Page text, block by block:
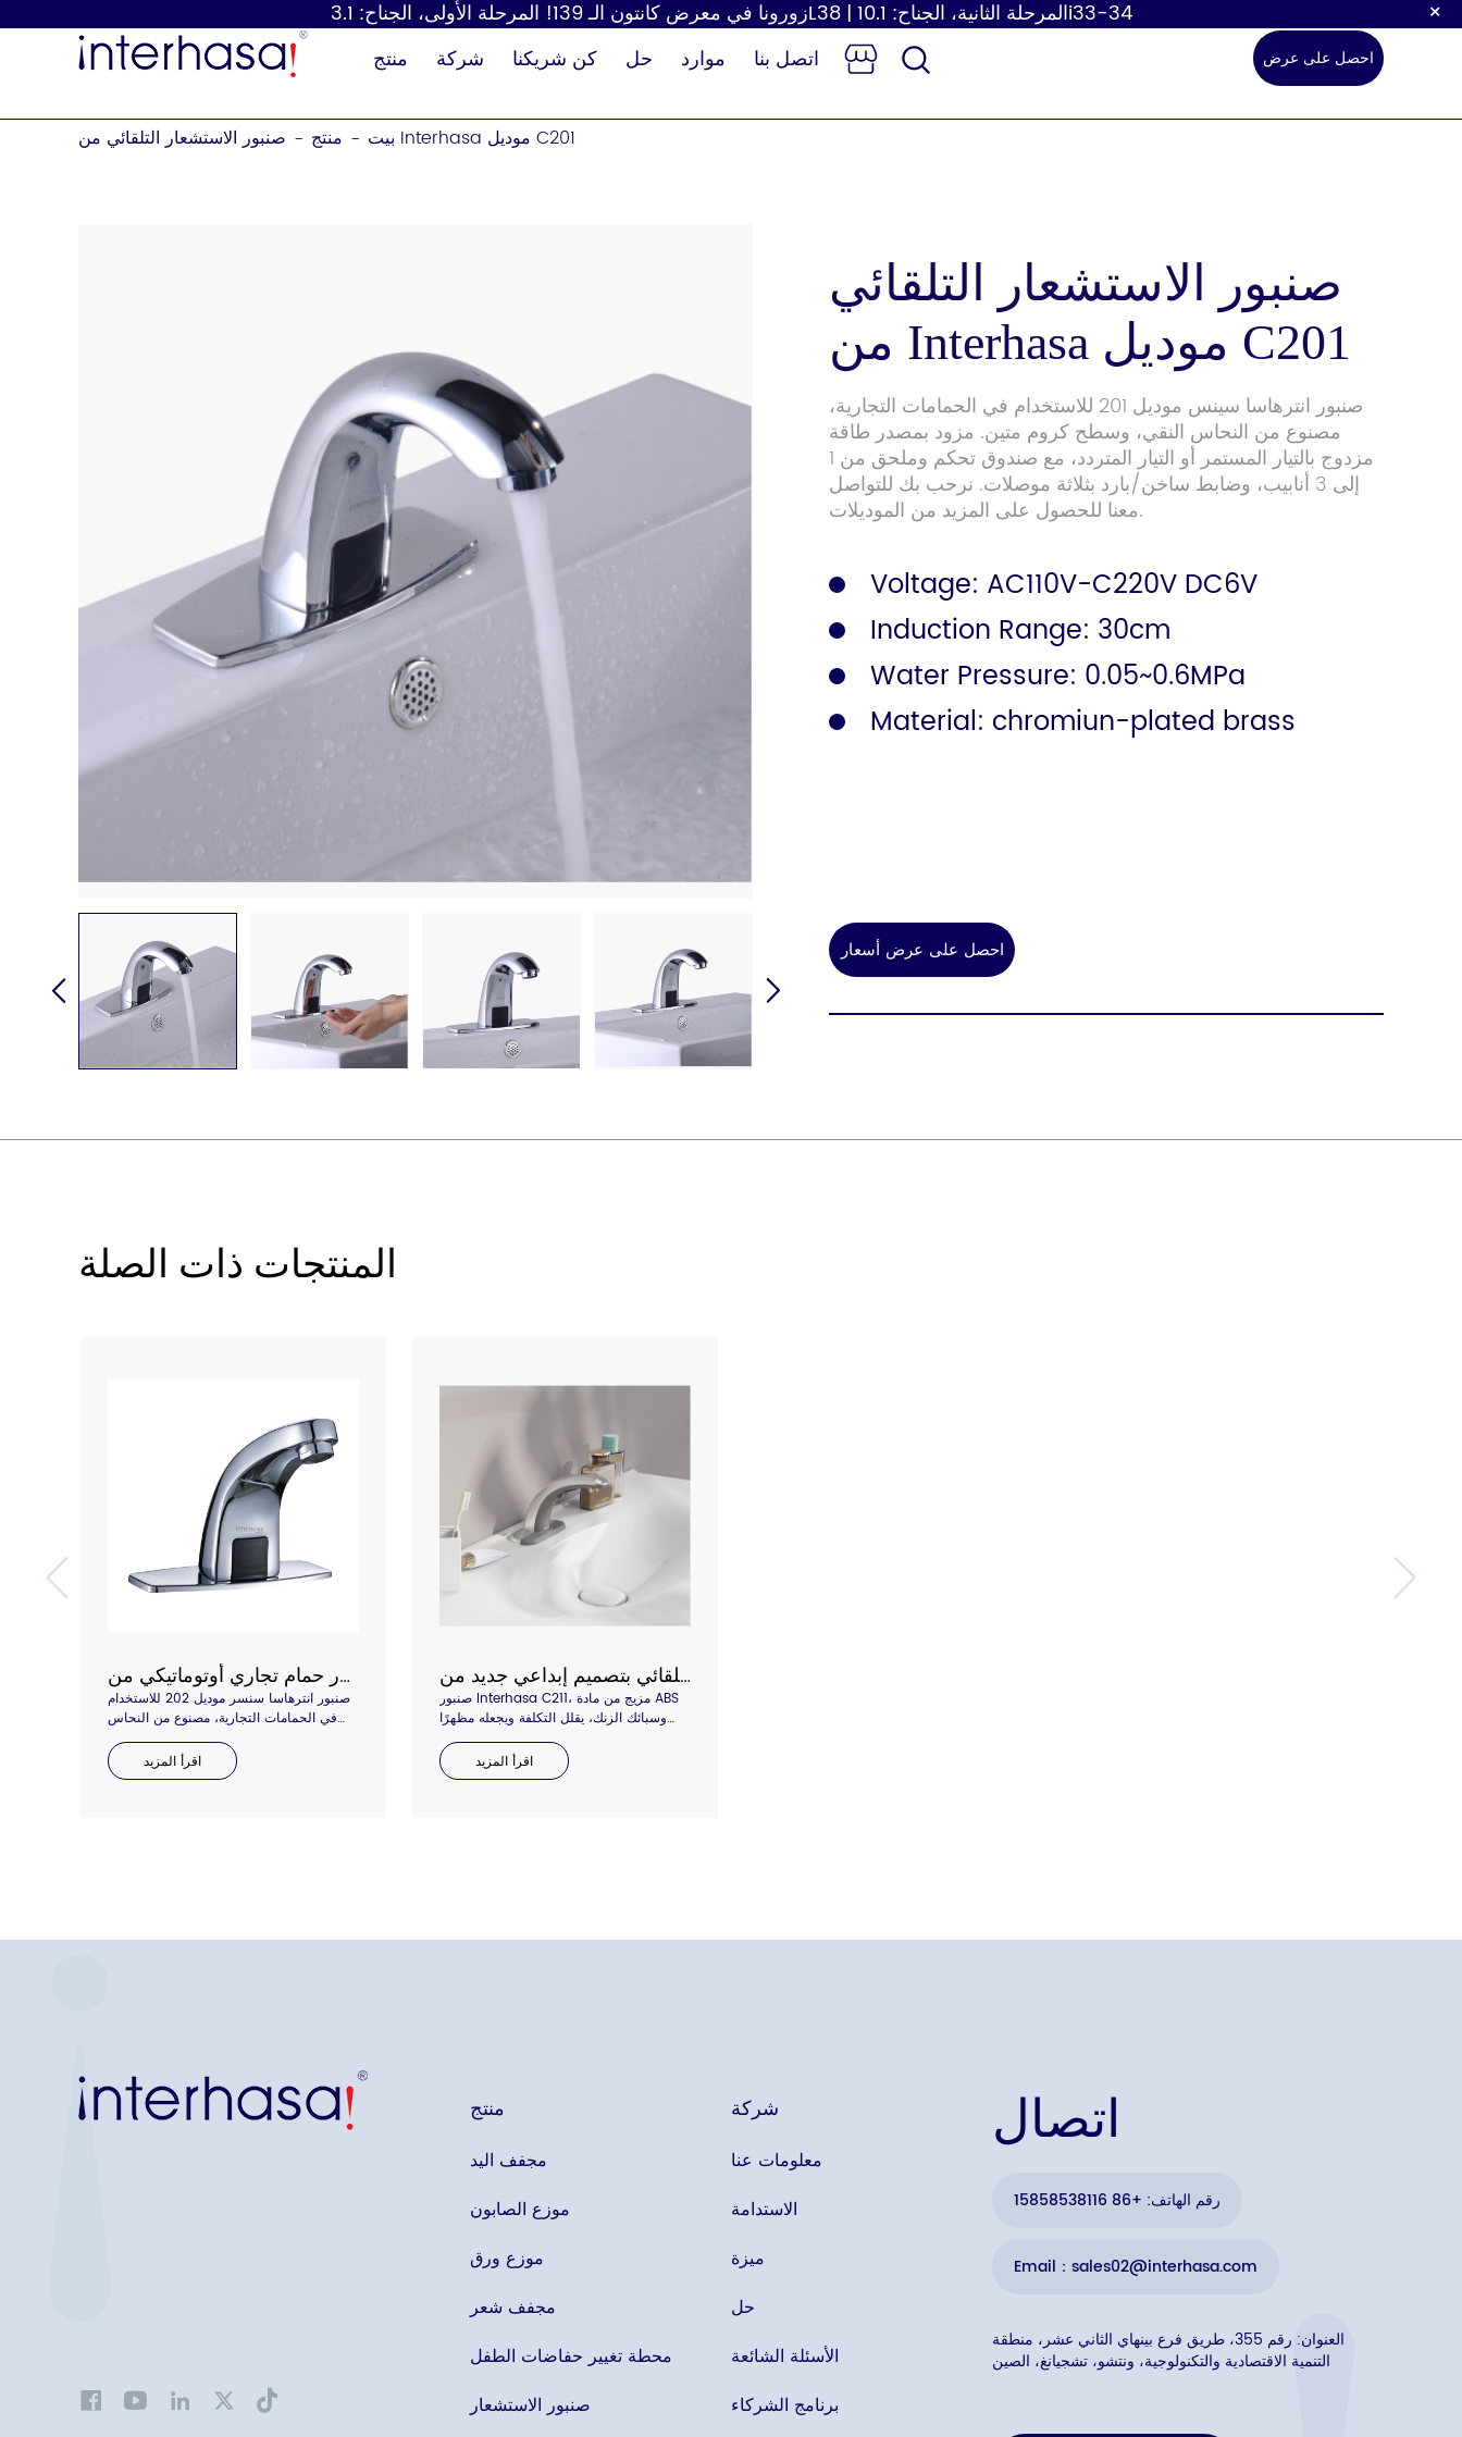
زورونا في معرض كانتون الـ 139! المرحلة الأولى، الجناح: 3.1L38 | المرحلة الثانية، الجناح: 10.1i33-34 ×
منتج
محطة تغيير
حفاضات الطفل
صنبور الاستشعار
سكة الأمان
شركة كن شريكنا حل موارد اتصل بنا احصل على عرض
أسعار
بيت - منتج - صنبور الاستشعار التلقائي من Interhasa موديل C201
صنبور الاستشعار التلقائي
من Interhasa موديل C201
صنبور انترهاسا سينس موديل 201 للاستخدام في الحمامات التجارية،
مصنوع من النحاس النقي، وسطح كروم متين. مزود بمصدر طاقة
مزدوج بالتيار المستمر أو التيار المتردد، مع صندوق تحكم وملحق من 1
إلى 3 أنابيب، وضابط ساخن/بارد بثلاثة موصلات. نرحب بك للتواصل
معنا للحصول على المزيد من الموديلات.
Voltage: AC110V-C220V DC6V
Induction Range: 30cm
Water Pressure: 0.05~0.6MPa
Material: chromiun-plated brass
احصل على عرض أسعار
المنتجات ذات الصلة
صنبور حمام تجاري أوتوماتيكي من Interhasa موديل 202
صنبور انترهاسا سنسر موديل 202 للاستخدام
في الحمامات التجارية، مصنوع من النحاس
النقي، وسطح كروم متين. مزود بمصدر طاقة
مزدوج بالتيار المستمر أو التيار المتردد، مع
صندوق تحكم وملحق من 1 إلى 3 أنابيب،
اقرأ المزيد
صنبور الاستشعار التلقائي بتصميم إبداعي جديد من Interhasa موديل C211
صنبور Interhasa C211، مزيج من مادة ABS
وسبائك الزنك، يقلل التكلفة ويجعله مظهرًا
خارجيًا مميزًا، نقطة استشعار منحنية مبتكرة،
تجعل المستشعر أكثر حساسية، ومنطقة
استشعار أوسع، ولا توجد درجة حرارة خاصة
اقرأ المزيد
منتج
مجفف اليد
موزع الصابون
موزع ورق
مجفف شعر
محطة تغيير حفاضات الطفل
صنبور الاستشعار
شركة
معلومات عنا
الاستدامة
ميزة
حل
الأسئلة الشائعة
برنامج الشركاء
اتصال
رقم الهاتف: +86 15858538116
Email：sales02@interhasa.com
العنوان: رقم 355، طريق فرع بينهاي الثاني عشر، منطقة
التنمية الاقتصادية والتكنولوجية، ونتشو، تشجيانغ، الصين